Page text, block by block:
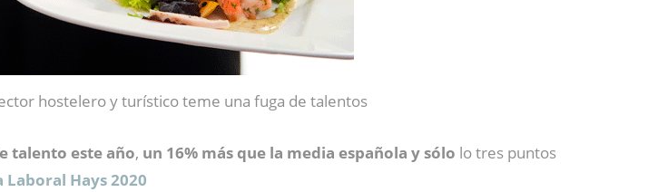
hostelero y turístico teme una fuga de talentos
talento este año, un 16% más que la media española y sólo lo tres puntos
Laboral Hays 2020